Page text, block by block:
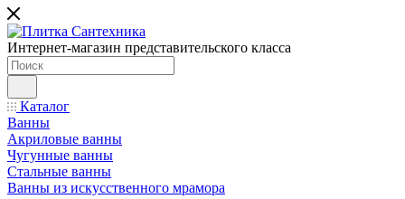
Интернет-магазин представительского класса
Каталог
Ванны
Акриловые ванны
Чугунные ванны
Стальные ванны
Ванны из искусственного мрамора